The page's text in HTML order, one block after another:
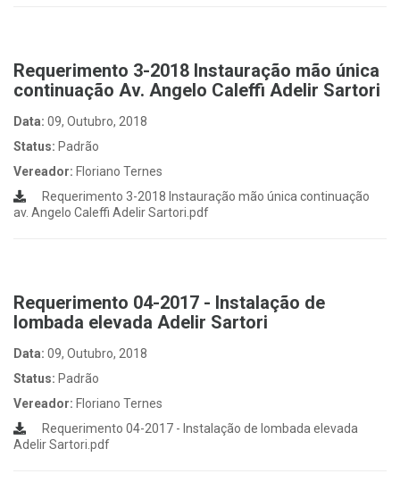
Requerimento 3-2018 Instauração mão única
continuação Av. Angelo Caleffi Adelir Sartori
Data: 09, Outubro, 2018
Status: Padrão
Vereador: Floriano Ternes
Requerimento 3-2018 Instauração mão única continuação
av. Angelo Caleffi Adelir Sartori.pdf
Requerimento 04-2017 - Instalação de
lombada elevada Adelir Sartori
Data: 09, Outubro, 2018
Status: Padrão
Vereador: Floriano Ternes
Requerimento 04-2017 - Instalação de lombada elevada
Adelir Sartori.pdf